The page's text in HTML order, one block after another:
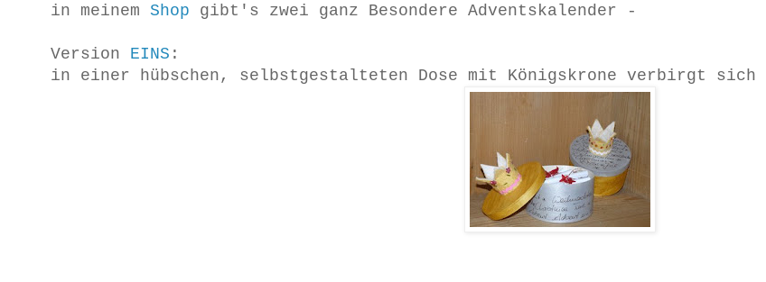
in meinem Shop gibt's zwei ganz Besondere Adventskalender -
Version EINS :
in einer hübschen, selbstgestalteten Dose mit Königskrone verbirgt